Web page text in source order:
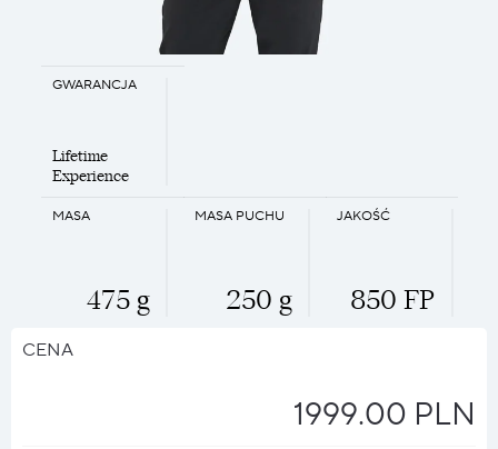
MASA
475 g
JAKOŚĆ
850 FP
MASA PUCHU
250 g
GWARANCJA
Lifetime
Experience
CENA
1999.00 PLN